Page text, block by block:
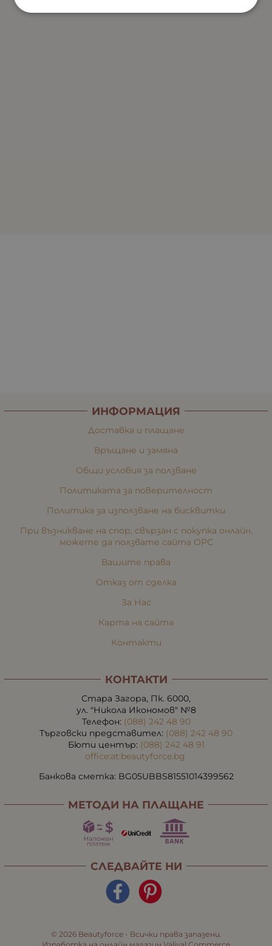
ИНФОРМАЦИЯ
Доставка и плащане
Връщане и замяна
Общи условия за ползване
Политиката за поверителност
Политика за използване на бисквитки
При възникване на спор, свързан с покупка онлайн,
можете да ползвате сайта ОРС
Вашите права
Отказ от сделка
За Нас
Карта на сайта
Контакти
КОНТАКТИ
Стара Загора, Пк. 6000,
ул. "Никола Икономов" №8
Телефон: (088) 242 48 90
Търговски представител: (088) 242 48 90
Бюти център: (088) 242 48 91
office:at:beautyforce.bg
Банкова сметка: BG05UBBS81551014399562
МЕТОДИ НА ПЛАЩАНЕ
СЛЕДВАЙТЕ НИ
© 2026 Beautyforce- Всички права запазени.